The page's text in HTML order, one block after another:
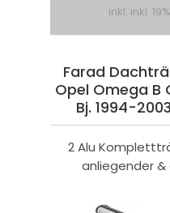
inkl. inkl.
Farad
Opel Omega B
Bj. 1994-
2 Alu
anliegender